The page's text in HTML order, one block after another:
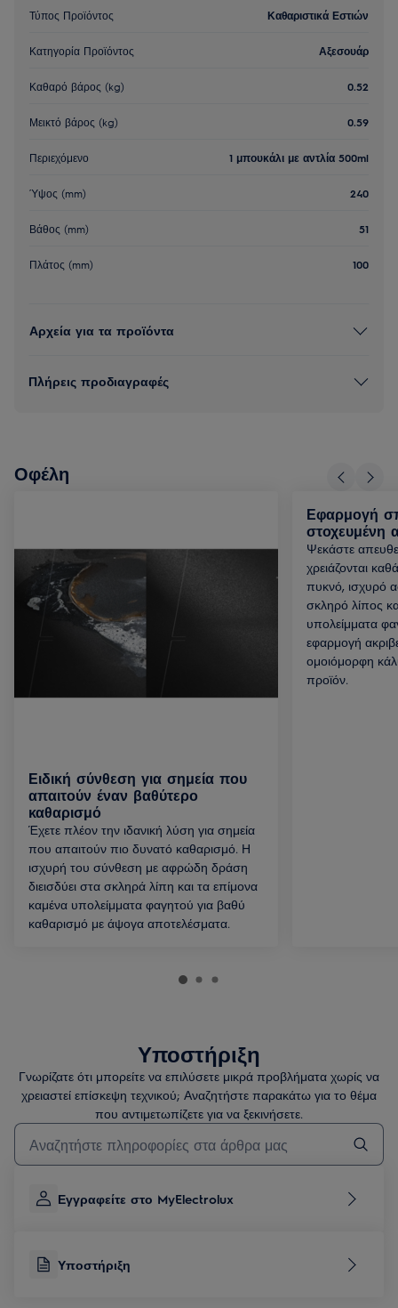
Τύπος Προϊόντος Καθαριστικά Εστιών
Κατηγορία Προϊόντος Αξεσουάρ
Καθαρό βάρος (kg) 0.52
Μεικτό βάρος (kg) 0.59
Περιεχόμενο 1 μπουκάλι με αντλία 500ml
Ύψος (mm) 240
Βάθος (mm) 51
Πλάτος (mm) 100
Αρχεία για τα προϊόντα
Πλήρεις προδιαγραφές
Οφέλη
Ειδική σύνθεση για σημεία που
απαιτούν έναν βαθύτερο
καθαρισμό
Έχετε πλέον την ιδανική λύση για σημεία
που απαιτούν πιο δυνατό καθαρισμό. Η
ισχυρή του σύνθεση με αφρώδη δράση
διεισδύει στα σκληρά λίπη και τα επίμονα
καμένα υπολείμματα φαγητού για βαθύ
καθαρισμό με άψογα αποτελέσματα.
Εφαρμογή
στοχευμένη
Ψεκάστε
χρειάζονται
πυκνό, ισχυρό
σκληρό λίπος
υπολείμματα
εφαρμογή
ομοιόμορφη
προϊόν.
Υποστήριξη
Γνωρίζατε ότι μπορείτε να επιλύσετε μικρά προβλήματα χωρίς να
χρειαστεί επίσκεψη τεχνικού; Αναζητήστε παρακάτω για το θέμα
που αντιμετωπίζετε για να ξεκινήσετε.
Τύπος για αναζήτηση άρθρων υποστήριξης
Εγγραφείτε στο MyElectrolux
Υποστήριξη